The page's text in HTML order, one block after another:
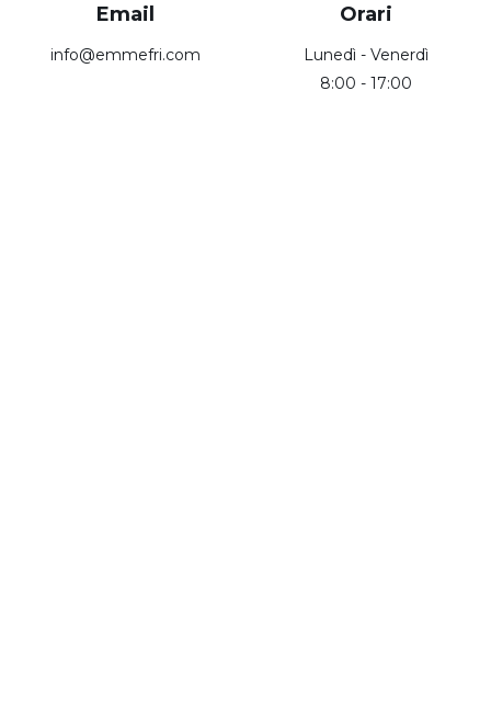
Email
info@emmefri.com
Orari
Lunedì - Venerdì
8:00 - 17:00